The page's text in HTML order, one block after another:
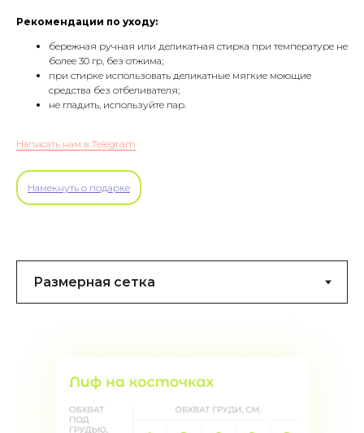
Рекомендации по уходу:
бережная ручная или деликатная стирка при температуре не
более 30 гр, без отжима;
при стирке использовать деликатные мягкие моющие
средства без отбеливателя;
не гладить, используйте пар.
Написать нам в Telegram
Намекнуть о подарке